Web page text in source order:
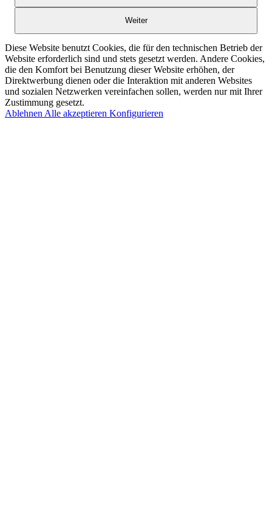
Weiter
Diese Website benutzt Cookies, die für den technischen Betrieb der
Website erforderlich sind und stets gesetzt werden. Andere Cookies,
die den Komfort bei Benutzung dieser Website erhöhen, der
Direktwerbung dienen oder die Interaktion mit anderen Websites
und sozialen Netzwerken vereinfachen sollen, werden nur mit Ihrer
Zustimmung gesetzt.
Ablehnen Alle akzeptieren Konfigurieren